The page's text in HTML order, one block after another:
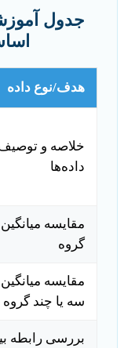
جدول
هدف/نوع داده
خلاصه و
داده‌ها
مقایسه
گروه
مقایسه میانگین
سه یا چند گروه
بررسی رابطه